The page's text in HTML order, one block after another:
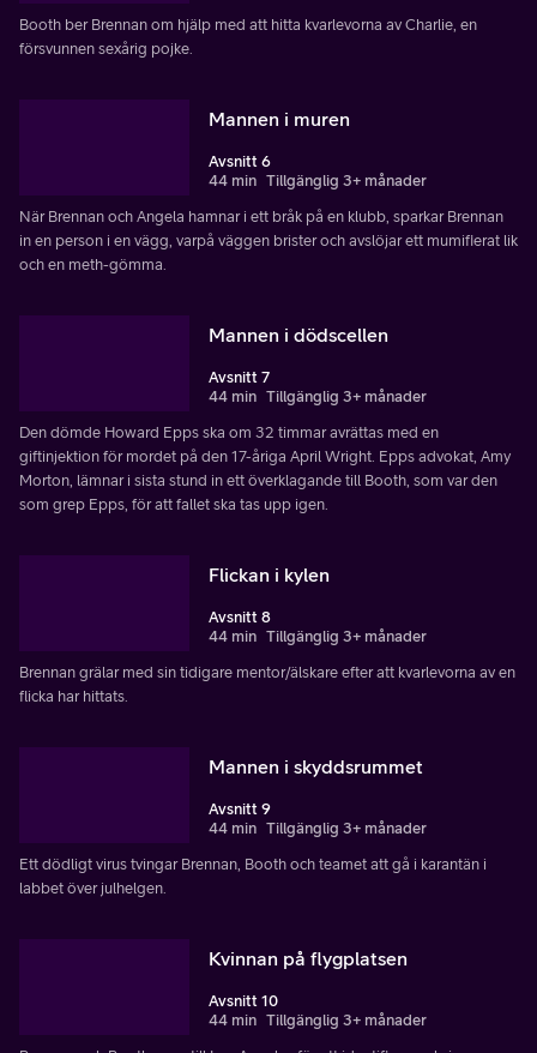
Booth ber Brennan om hjälp med att hitta kvarlevorna av Charlie, en
försvunnen sexårig pojke.
Mannen i muren
Avsnitt 6
44 min Tillgänglig 3+ månader
När Brennan och Angela hamnar i ett bråk på en klubb, sparkar Brennan
in en person i en vägg, varpå väggen brister och avslöjar ett mumifierat lik
och en meth-gömma.
Mannen i dödscellen
Avsnitt 7
44 min Tillgänglig 3+ månader
Den dömde Howard Epps ska om 32 timmar avrättas med en
giftinjektion för mordet på den 17-åriga April Wright. Epps advokat, Amy
Morton, lämnar i sista stund in ett överklagande till Booth, som var den
som grep Epps, för att fallet ska tas upp igen.
Flickan i kylen
Avsnitt 8
44 min Tillgänglig 3+ månader
Brennan grälar med sin tidigare mentor/älskare efter att kvarlevorna av en
flicka har hittats.
Mannen i skyddsrummet
Avsnitt 9
44 min Tillgänglig 3+ månader
Ett dödligt virus tvingar Brennan, Booth och teamet att gå i karantän i
labbet över julhelgen.
Kvinnan på flygplatsen
Avsnitt 10
44 min Tillgänglig 3+ månader